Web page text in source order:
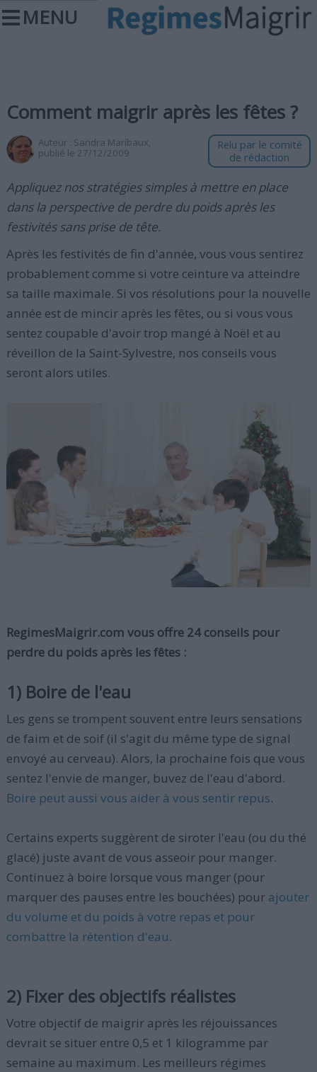
MENU
Comment maigrir après les fêtes ?
Auteur : Sandra Maribaux,
publié le 27/12/2009
Relu par le comité
de rédaction
Appliquez nos stratégies simples à mettre en place
dans la perspective de perdre du poids après les
festivités sans prise de tête.
Après les festivités de fin d'année, vous vous sentirez
probablement comme si votre ceinture va atteindre
sa taille maximale. Si vos résolutions pour la nouvelle
année est de mincir après les fêtes, ou si vous vous
sentez coupable d'avoir trop mangé à Noël et au
réveillon de la Saint-Sylvestre, nos conseils vous
seront alors utiles.
RegimesMaigrir.com vous offre 24 conseils pour
perdre du poids après les fêtes :
1) Boire de l'eau
Les gens se trompent souvent entre leurs sensations
de faim et de soif (il s'agit du même type de signal
envoyé au cerveau). Alors, la prochaine fois que vous
sentez l'envie de manger, buvez de l'eau d'abord.
Boire peut aussi vous aider à vous sentir repus.
Certains experts suggèrent de siroter l'eau (ou du thé
glacé) juste avant de vous asseoir pour manger.
Continuez à boire lorsque vous manger (pour
marquer des pauses entre les bouchées) pour ajouter
du volume et du poids à votre repas et pour
combattre la rétention d'eau.
2) Fixer des objectifs réalistes
Votre objectif de maigrir après les réjouissances
devrait se situer entre 0,5 et 1 kilogramme par
semaine au maximum. Les meilleurs régimes